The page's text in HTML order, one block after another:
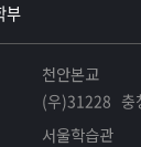
부
천안본교
(우)31228 충
서울학습관